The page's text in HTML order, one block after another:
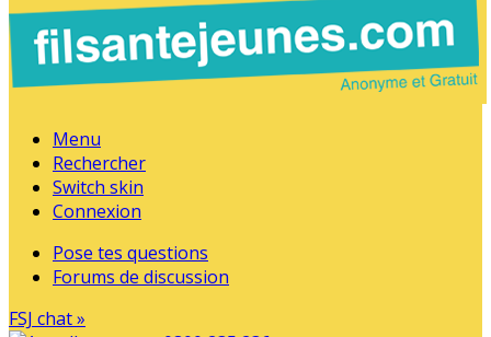
Menu
Rechercher
Switch skin
Connexion
Pose tes questions
Forums de discussion
FSJ chat »